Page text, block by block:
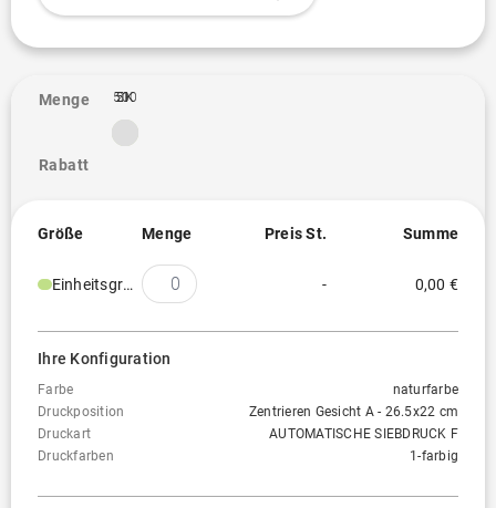
Menge
Rabatt
1
500
2K
5K
Größe Menge Preis St. Summe
Einheitsgröße - 0,00 €
Ihre Konfiguration
Farbe
naturfarbe
Druckposition
Zentrieren Gesicht A - 26.5x22 cm
Druckart
AUTOMATISCHE SIEBDRUCK F
Druckfarben
1-farbig